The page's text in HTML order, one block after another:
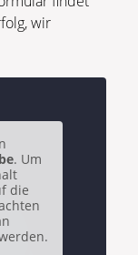
wir
. Um
die